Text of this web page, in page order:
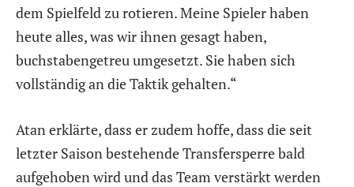
dem Spielfeld zu rotieren. Meine Spieler haben
heute alles, was wir ihnen gesagt haben,
buchstabengetreu umgesetzt. Sie haben sich
vollständig an die Taktik gehalten.“
Atan erklärte, dass er zudem hoffe, dass die seit
letzter Saison bestehende Transfersperre bald
aufgehoben wird und das Team verstärkt werden